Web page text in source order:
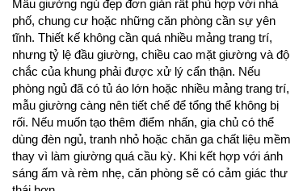
Mẫu giường ngủ đẹp đơn giản rất phù hợp với nhà
phố, chung cư hoặc những căn phòng cần sự yên
tĩnh. Thiết kế không cần quá nhiều mảng trang trí,
nhưng tỷ lệ đầu giường, chiều cao mặt giường và độ
chắc của khung phải được xử lý cẩn thận. Nếu
phòng ngủ đã có tủ áo lớn hoặc nhiều mảng trang trí,
mẫu giường càng nên tiết chế để tổng thể không bị
rối. Nếu muốn tạo thêm điểm nhấn, gia chủ có thể
dùng đèn ngủ, tranh nhỏ hoặc chăn ga chất liệu mềm
thay vì làm giường quá cầu kỳ. Khi kết hợp với ánh
sáng ấm và rèm nhẹ, căn phòng sẽ có cảm giác thư